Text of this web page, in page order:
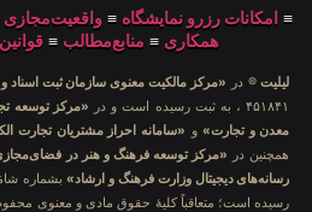
≡ امکانات رزرو نمایشگاه ≡
همکاری ≡ منابع‌مطالب ≡ قوانین
لیلیت® در «مرکز مالکیت معنوی سازمان ثبت اسناد
۴۵۱۸۴۱ ، به ثبت رسیده است و در
«مرکز توسعه
معدن و تجارت»و «سامانه احراز مشتریان تجارت
همچنین در «مرکز توسعه فرهنگ و هنر در
رسانه‌های دیجیتال وزارت فرهنگ و ارشاد»
رسیده است؛ متعاقباً کلیهٔ حقوق مادی و معنوی